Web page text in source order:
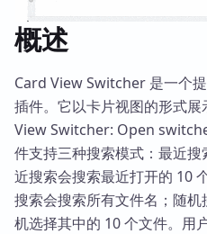
概述
Card View Switcher 是一个
插件。它以卡片视图的形式
View Switcher: Open
件支持三种搜索模式：最近
近搜索会搜索最近打开的 10
搜索会搜索所有文件名；随
机选择其中的 10 个文件。用